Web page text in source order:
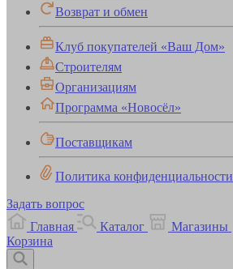
Возврат и обмен
Клуб покупателей «Ваш Дом»
Строителям
Организациям
Программа «Новосёл»
Поставщикам
Политика конфиденциальности
Задать вопрос
Главная
Каталог Магазины
Корзина